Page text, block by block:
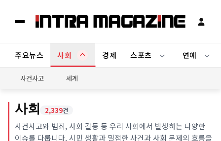
주요뉴스 사회 경제 스포츠 연예
사건사고 세계
사회 2,339건
사건사고와 범죄, 사회 갈등 등 우리 사회에서 발생하는 다양한
이슈를 다룹니다. 시민 생활과 밀접한 사건과 사회 문제의 흐름을